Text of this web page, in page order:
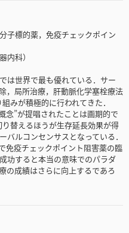
標的薬，免疫チェックポイン
内科）
は世界で最も優れている．サー
，局所治療，肝動脈化学塞栓療法
みが積極的に行われてきた．
念”が提唱されたことは画期的で
替えるほうが生存延長効果が得
ルコンセンサスとなっている．
免疫チェックポイント阻害薬の臨
功すると本当の意味でのパラダ
の成績はさらに向上するであろ